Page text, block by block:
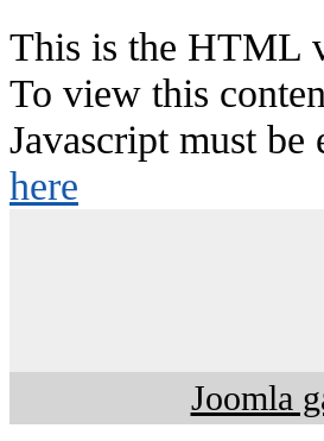
This is the HTML
To view this
Javascript must
here
Joomla